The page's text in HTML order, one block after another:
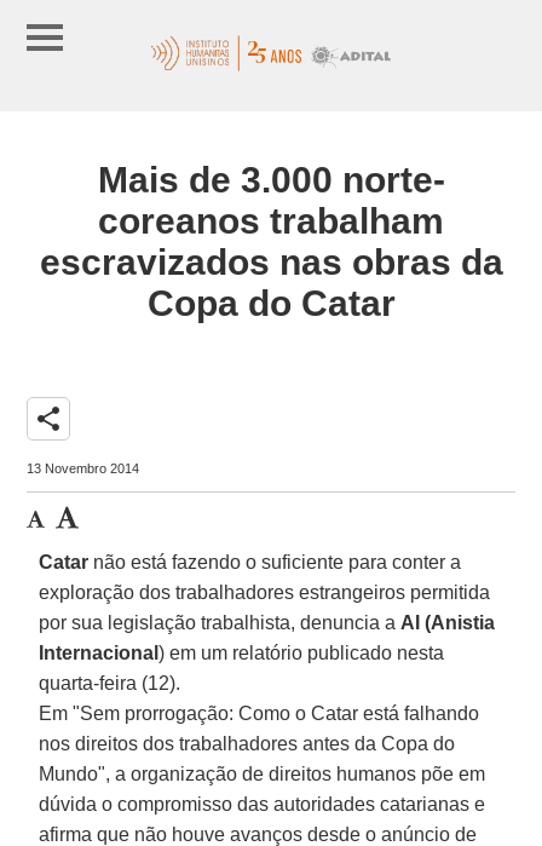
Mais de 3.000 norte-
coreanos trabalham
escravizados nas obras da
Copa do Catar
share
13 Novembro 2014
Catar não está fazendo o suficiente para conter a
exploração dos trabalhadores estrangeiros permitida
por sua legislação trabalhista, denuncia a AI (Anistia
Internacional) em um relatório publicado nesta
quarta-feira (12).
Em "Sem prorrogação: Como o Catar está falhando
nos direitos dos trabalhadores antes da Copa do
Mundo", a organização de direitos humanos põe em
dúvida o compromisso das autoridades catarianas e
afirma que não houve avanços desde o anúncio de